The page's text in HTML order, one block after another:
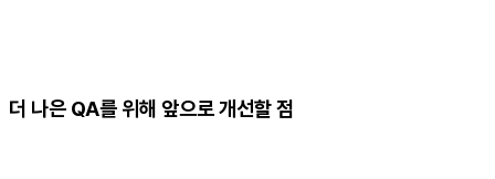
더 나은 QA를 위해 앞으로 개선할 점